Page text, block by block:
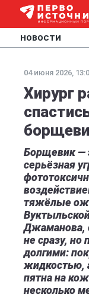
НОВОСТИ
04 июня 2026,
Хирург
Борщевик —
серьёзная
тяжёлые
Джаманова,
не сразу, но
долгими:
жидкостью,
пятна на
несколько